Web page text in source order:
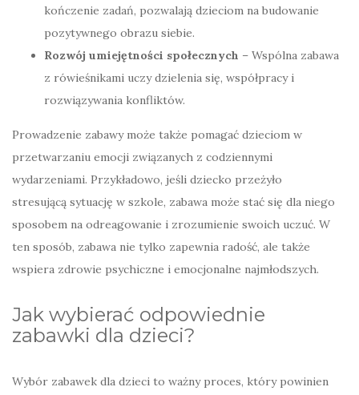
kończenie zadań, pozwalają dzieciom na budowanie
pozytywnego obrazu siebie.
Rozwój umiejętności społecznych – Wspólna zabawa
z rówieśnikami uczy dzielenia się, współpracy i
rozwiązywania konfliktów.
Prowadzenie zabawy może także pomagać dzieciom w
przetwarzaniu emocji związanych z codziennymi
wydarzeniami. Przykładowo, jeśli dziecko przeżyło
stresującą sytuację w szkole, zabawa może stać się dla niego
sposobem na odreagowanie i zrozumienie swoich uczuć. W
ten sposób, zabawa nie tylko zapewnia radość, ale także
wspiera zdrowie psychiczne i emocjonalne najmłodszych.
Jak wybierać odpowiednie
zabawki dla dzieci?
Wybór zabawek dla dzieci to ważny proces, który powinien